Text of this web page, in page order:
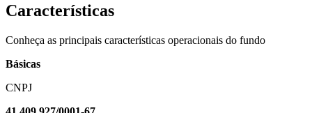
Características
Conheça as principais características operacionais do fundo
Básicas
CNPJ